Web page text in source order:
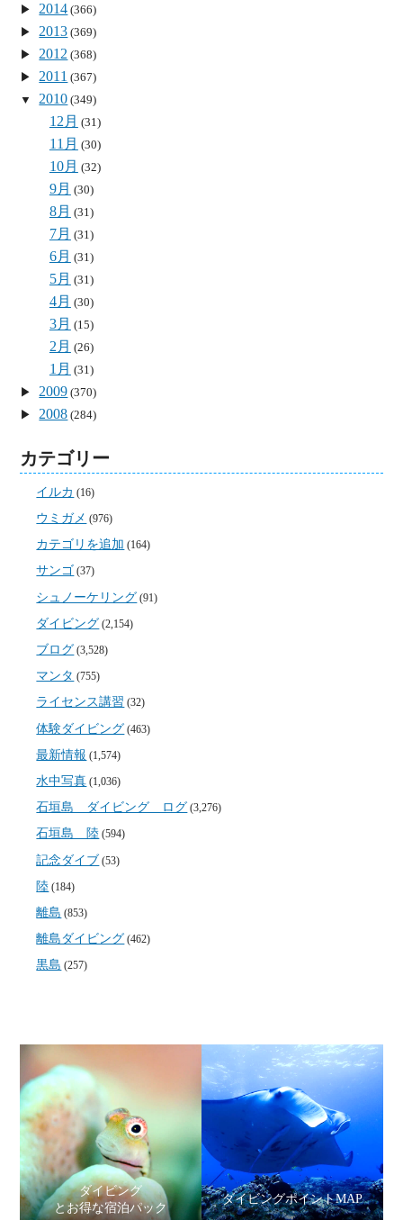
2014 (366)
2013 (369)
2012 (368)
2011 (367)
2010 (349)
12月 (31)
11月 (30)
10月 (32)
9月 (30)
8月 (31)
7月 (31)
6月 (31)
5月 (31)
4月 (30)
3月 (15)
2月 (26)
1月 (31)
2009 (370)
2008 (284)
カテゴリー
イルカ (16)
ウミガメ (976)
カテゴリを追加 (164)
サンゴ (37)
シュノーケリング (91)
ダイビング (2,154)
ブログ (3,528)
マンタ (755)
ライセンス講習 (32)
体験ダイビング (463)
最新情報 (1,574)
水中写真 (1,036)
石垣島 ダイビング ログ (3,276)
石垣島 陸 (594)
記念ダイブ (53)
陸 (184)
離島 (853)
離島ダイビング (462)
黒島 (257)
ダイビング
とお得な宿泊パック
ダイビングポイントMAP